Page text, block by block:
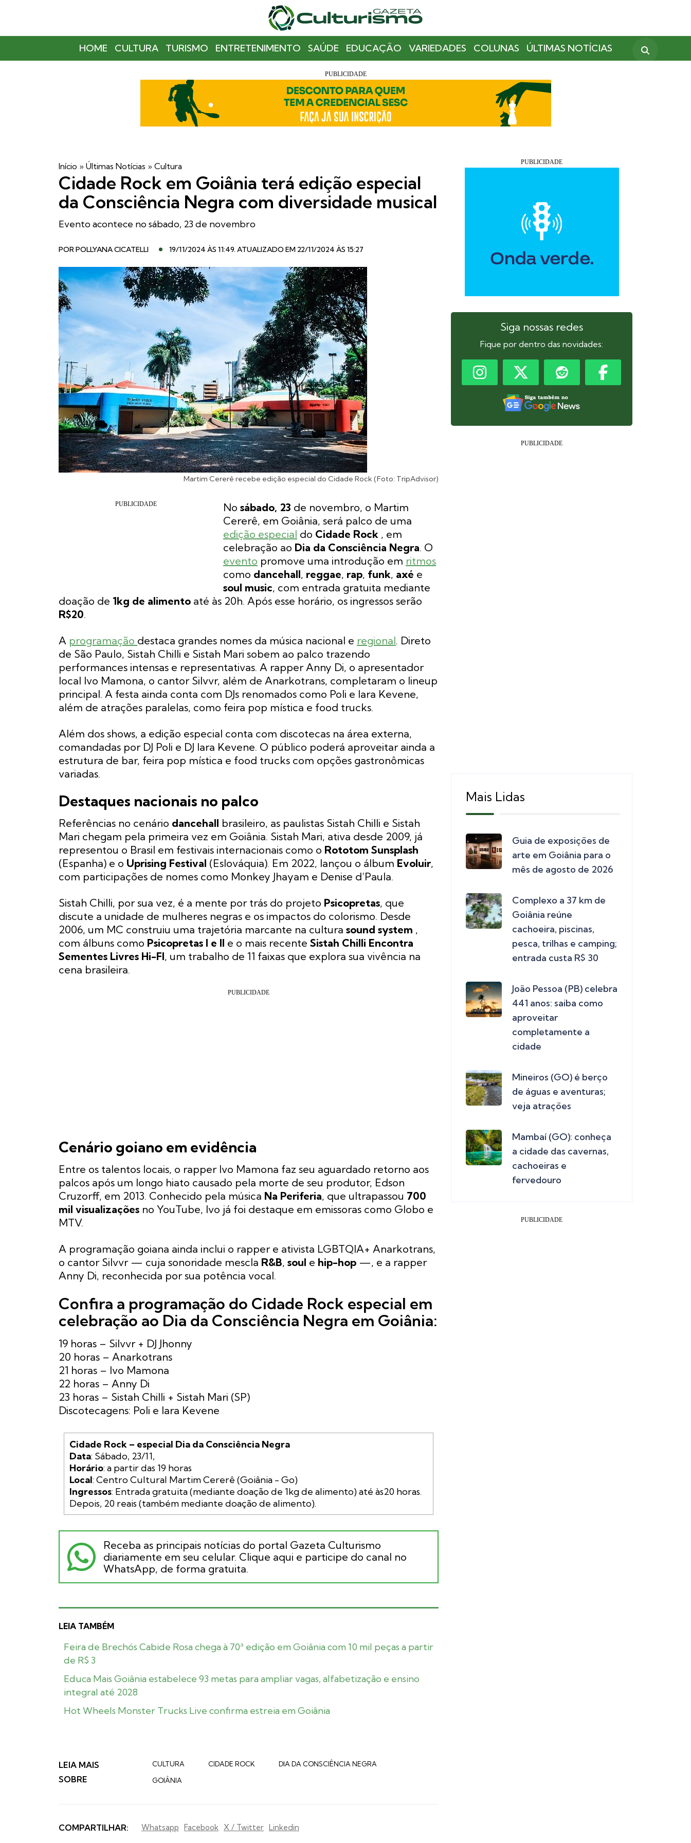
HOME CULTURA TURISMO ENTRETENIMENTO SAÚDE EDUCAÇÃO VARIEDADES COLUNAS ÚLTIMAS NOTÍCIAS
Início » Últimas Notícias » Cultura
Cidade Rock em Goiânia terá edição especial
da Consciência Negra com diversidade musical
Evento acontece no sábado, 23 de novembro
PORPOLLYANA CICATELLI 19/11/2024 ÀS 11:49. ATUALIZADO EM 22/11/2024 ÀS 15:27
Martim Cererê recebe edição especial do Cidade Rock (Foto: TripAdvisor)
No sábado, 23 de novembro, o Martim
Cererê, em Goiânia, será palco de uma
edição especial do Cidade Rock , em
celebração ao Dia da Consciência Negra. O
evento promove uma introdução em ritmos
como dancehall, reggae, rap, funk, axé e
soul music, com entrada gratuita mediante
doação de 1kg de alimento até às 20h. Após esse horário, os ingressos serão
R$20.
A programação destaca grandes nomes da música nacional e regional. Direto
de São Paulo, Sistah Chilli e Sistah Mari sobem ao palco trazendo
performances intensas e representativas. A rapper Anny Di, o apresentador
local Ivo Mamona, o cantor Silvvr, além de Anarkotrans, completaram o lineup
principal. A festa ainda conta com DJs renomados como Poli e Iara Kevene,
além de atrações paralelas, como feira pop mística e food trucks.
Além dos shows, a edição especial conta com discotecas na área externa,
comandadas por DJ Poli e DJ Iara Kevene. O público poderá aproveitar ainda a
estrutura de bar, feira pop mística e food trucks com opções gastronômicas
variadas.
Destaques nacionais no palco
Referências no cenário dancehall brasileiro, as paulistas Sistah Chilli e Sistah
Mari chegam pela primeira vez em Goiânia. Sistah Mari, ativa desde 2009, já
representou o Brasil em festivais internacionais como o Rototom Sunsplash
(Espanha) e o Uprising Festival (Eslováquia). Em 2022, lançou o álbum Evoluir,
com participações de nomes como Monkey Jhayam e Denise d’Paula.
Sistah Chilli, por sua vez, é a mente por trás do projeto Psicopretas, que
discute a unidade de mulheres negras e os impactos do colorismo. Desde
2006, um MC construiu uma trajetória marcante na cultura sound system ,
com álbuns como Psicopretas I e II e o mais recente Sistah Chilli Encontra
Sementes Livres Hi-FI, um trabalho de 11 faixas que explora sua vivência na
cena brasileira.
Cenário goiano em evidência
Entre os talentos locais, o rapper Ivo Mamona faz seu aguardado retorno aos
palcos após um longo hiato causado pela morte de seu produtor, Edson
Cruzorff, em 2013. Conhecido pela música Na Periferia, que ultrapassou 700
mil visualizações no YouTube, Ivo já foi destaque em emissoras como Globo e
MTV.
A programação goiana ainda inclui o rapper e ativista LGBTQIA+ Anarkotrans,
o cantor Silvvr — cuja sonoridade mescla R&B, soul e hip-hop —, e a rapper
Anny Di, reconhecida por sua potência vocal.
Confira a programação do Cidade Rock especial em
celebração ao Dia da Consciência Negra em Goiânia:
19 horas – Silvvr + DJ Jhonny
20 horas – Anarkotrans
21 horas – Ivo Mamona
22 horas – Anny Di
23 horas – Sistah Chilli + Sistah Mari (SP)
Discotecagens: Poli e Iara Kevene
Cidade Rock – especial Dia da Consciência Negra
Data
Horário
Local
Ingressos: Entrada gratuita (mediante doação de 1kg de alimento) até às20 horas.
Receba as principais notícias do portal Gazeta Culturismo
diariamente em seu celular. Clique aqui e participe do canal no
WhatsApp, de forma gratuita.
LEIA TAMBÉM
Feira de Brechós Cabide Rosa chega à 70ª edição em Goiânia com 10 mil peças a partir
de R$ 3
Educa Mais Goiânia estabelece 93 metas para ampliar vagas, alfabetização e ensino
integral até 2028
Hot Wheels Monster Trucks Live confirma estreia em Goiânia
LEIA MAIS
SOBRE
CULTURA CIDADE ROCK
DIA DA CONSCIÊNCIA NEGRA
GOIÂNIA
COMPARTILHAR: Whatsapp Facebook X / Twitter Linkedin
Siga nossas redes
Fique por dentro das novidades:
Mais Lidas
Guia de exposições de
arte em Goiânia para o
mês de agosto de 2026
Complexo a 37 km de
Goiânia reúne
cachoeira, piscinas,
pesca, trilhas e camping;
entrada custa R$ 30
João Pessoa (PB) celebra
441 anos: saiba como
aproveitar
completamente a
cidade
Mineiros (GO) é berço
de águas e aventuras;
veja atrações
Mambaí (GO): conheça
a cidade das cavernas,
cachoeiras e
fervedouro